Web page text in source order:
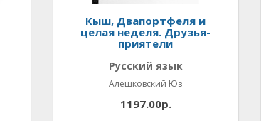
Кыш, Двапортфеля и
целая неделя. Друзья-
приятели
Русский язык
Алешковский Юз
1197.00р.